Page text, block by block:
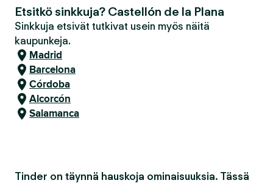
Etsitkö sinkkuja? Castellón de la Plana
Sinkkuja etsivät tutkivat usein myös näitä
kaupunkeja.
Madrid
Barcelona
Córdoba
Alcorcón
Salamanca
Tinder on täynnä hauskoja ominaisuuksia. Tässä